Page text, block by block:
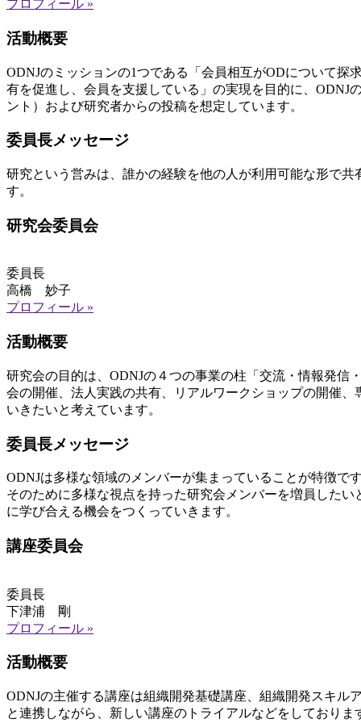
プロフィール »
活動概要
ODNJのミッションの1つである「会員相互がODについて
有を促進し、会員を支援している」の実現を目的に、
ント）および研究者からの投稿を想定しています。
委員長メッセージ
研究という営みは、誰かの経験を他の人が利用可能な形で
す。
研究会委員会
委員長
高橋 妙子
プロフィール »
活動概要
研究会の目的は、ODNJの４つの事業の柱「交流・情報発
会の開催、法人実践の共有、リアルワークショップの開催
いきたいと考えています。
委員長メッセージ
ODNJは多様な領域のメンバーが集まっていることが特徴
そのために多様な視点を持った研究会メンバーを増員した
に学び合える機会をつくっていきます。
講座委員会
委員長
下津浦 剛
プロフィール »
活動概要
ODNJの主催する講座は組織開発基礎講座、組織開発スキ
と連携しながら、新しい講座のトライアルなどをしておりま